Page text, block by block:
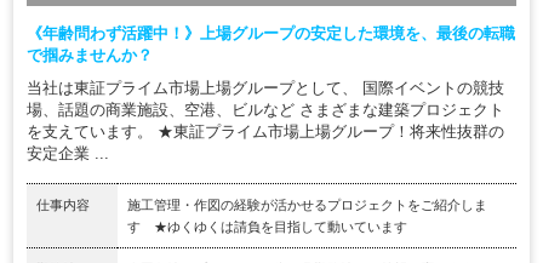
《年齢問わず活躍中！》上場グループの安定した環境を、最後の転職
で掴みませんか？
当社は東証プライム市場上場グループとして、 国際イベントの競技
場、話題の商業施設、空港、ビルなど さまざまな建築プロジェクト
を支えています。 ★東証プライム市場上場グループ！将来性抜群の
安定企業 ...
仕事内容
施工管理・作図の経験が活かせるプロジェクトをご紹介しま
す ★ゆくゆくは請負を目指して動いています